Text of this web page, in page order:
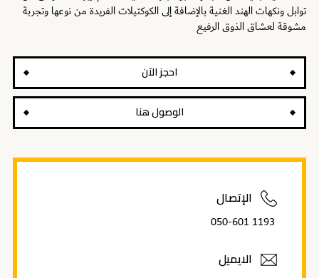
توابل ونكهات الهند الغنية بالإضافة إلى الكوكتيلات الفريدة من نوعها وتجربة
مشوقة لعشاق الذوق الرفيع
احجز الآن
الوصول هنا
الإتصال
‎050-601 1193
الايميل